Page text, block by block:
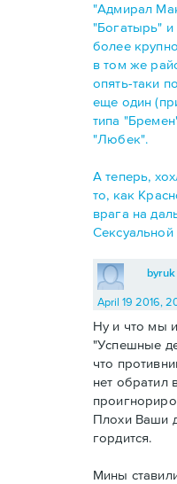
"Адмирал
"Богатырь"
более
в том же
опять-таки
еще один
типа
"Любек".
А теперь,
то, как
врага на
byruk
April 19 2016,
Ну и что мы
"Успешные
что
нет обратил
Плохи Ваши
гордится.
Мины